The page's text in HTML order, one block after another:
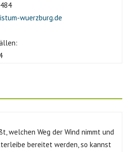
wuerzburg.de
welchen Weg der Wind nimmt und
bereitet werden, so kannst